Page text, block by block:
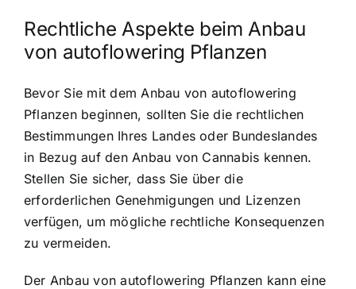
Rechtliche Aspekte beim Anbau
von autoflowering Pflanzen
Bevor Sie mit dem Anbau von autoflowering
Pflanzen beginnen, sollten Sie die rechtlichen
Bestimmungen Ihres Landes oder Bundeslandes
in Bezug auf den Anbau von Cannabis kennen.
Stellen Sie sicher, dass Sie über die
erforderlichen Genehmigungen und Lizenzen
verfügen, um mögliche rechtliche Konsequenzen
zu vermeiden.
Der Anbau von autoflowering Pflanzen kann eine